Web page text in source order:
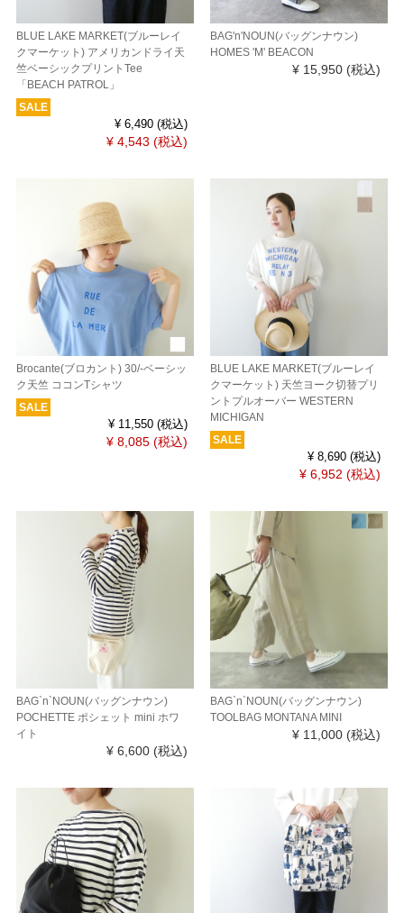
BLUE LAKE MARKET(ブルーレイ
クマーケット) アメリカンドライ天
竺ベーシックプリントTee
「BEACH PATROL」
SALE
¥ 6,490 (税込)
¥ 4,543 (税込)
BAG'n'NOUN(バッグンナウン)
HOMES 'M' BEACON
¥ 15,950 (税込)
Brocante(ブロカント) 30/-ベーシッ
ク天竺 ココンTシャツ
SALE
¥ 11,550 (税込)
¥ 8,085 (税込)
BLUE LAKE MARKET(ブルーレイ
クマーケット) 天竺ヨーク切替プリ
ントプルオーバー WESTERN
MICHIGAN
SALE
¥ 8,690(税込)
¥ 6,952(税込)
BAG`n`NOUN(バッグンナウン)
POCHETTE ポシェット mini ホワ
イト
¥ 6,600 (税込)
BAG`n`NOUN(バッグンナウン)
TOOLBAG MONTANA MINI
¥ 11,000 (税込)